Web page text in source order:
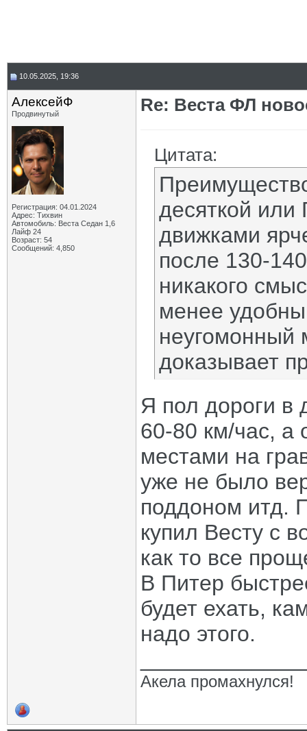
10.05.2025, 19:36
АлексейФ
Продвинутый
Регистрация: 04.01.2024
Адрес: Тихвин
Автомобиль: Веста Седан 1,6
Лайф 24
Возраст: 54
Сообщений: 4,850
Re: Веста ФЛ
Цитата:
десяткой или
движками
после 130-
никакого
менее
неугомонный
доказывает
Я пол дороги в
60-80 км/час, а
местами на
уже не было
поддоном итд.
купил Весту с
как то все
В Питер
будет ехать,
надо этого.
Акела промахнулся!